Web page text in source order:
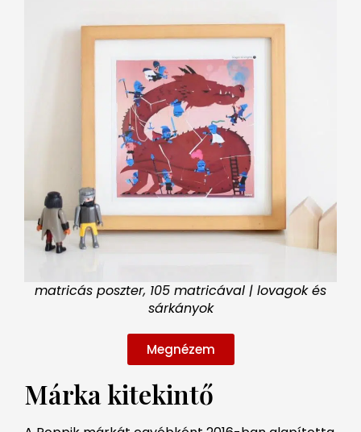
matricás poszter, 105 matricával | lovagok és
sárkányok
Megnézem
Márka kitekintő